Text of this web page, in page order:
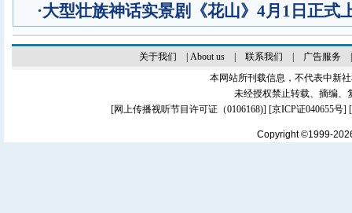
·大型壮族神话实景剧《花山》4月1日正式
关于我们 About us| 联系我们 广告服务
本网站所刊载信息，不代表中新
未经授权禁止转载、摘编、
[网上传播视听节目许可证（0106168)] [京ICP证040655号]
Copyright ©1999-